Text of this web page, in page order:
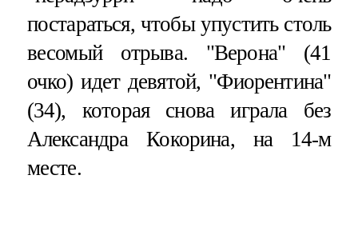
постараться, чтобы упустить столь
весомый отрыва. "Верона" (41
очко) идет девятой, "Фиорентина"
(34), которая снова играла без
Александра Кокорина, на 14-м
месте.